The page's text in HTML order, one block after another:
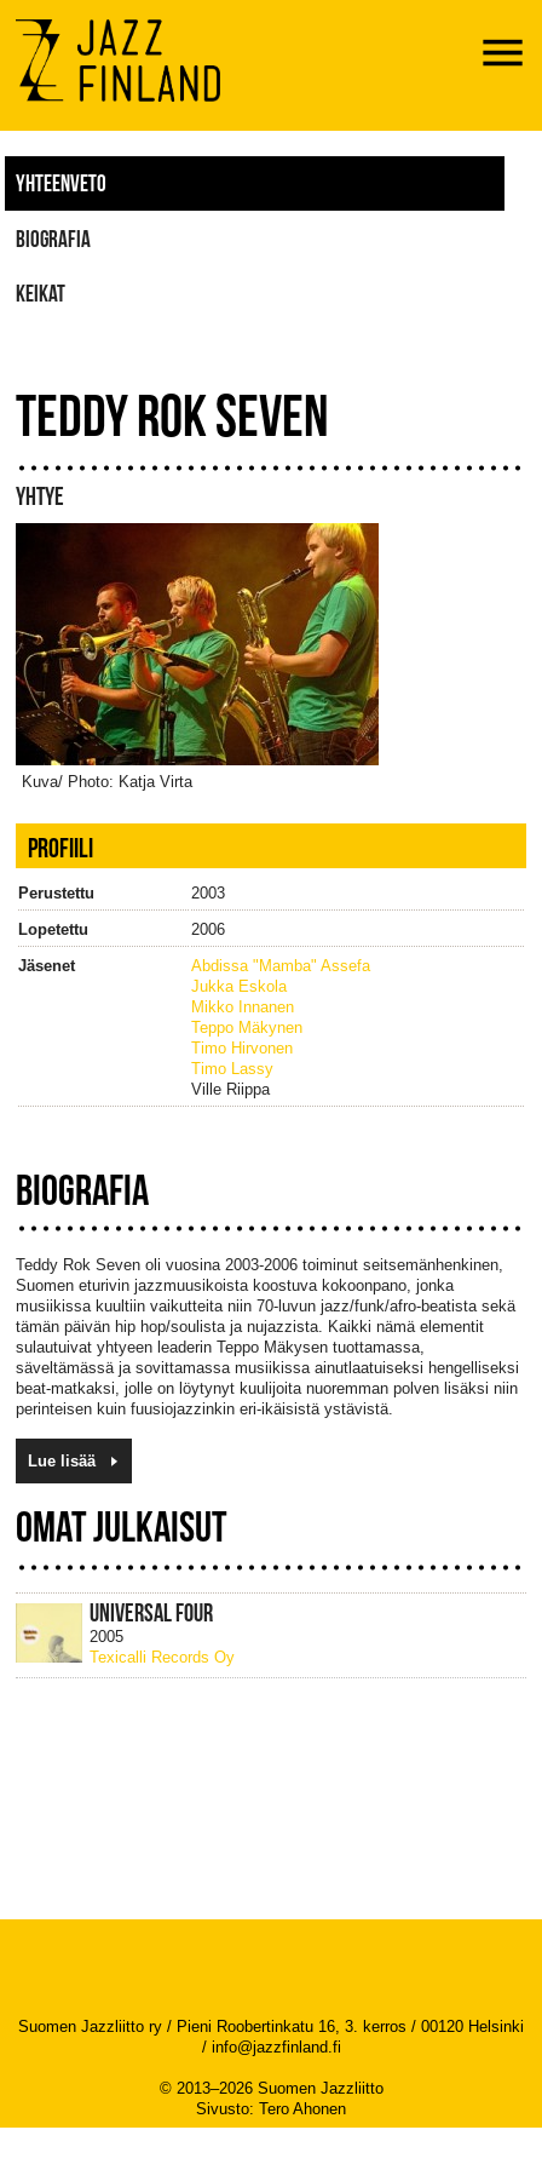
Menu
YHTEENVETO
BIOGRAFIA
KEIKAT
TEDDY ROK SEVEN
YHTYE
Kuva/ Photo: Katja Virta
PROFIILI
Perustettu
2003
Lopetettu
2006
Jäsenet
Abdissa "Mamba" Assefa
Jukka Eskola
Mikko Innanen
Teppo Mäkynen
Timo Hirvonen
Timo Lassy
Ville Riippa
BIOGRAFIA
Teddy Rok Seven oli vuosina 2003-2006 toiminut seitsemänhenkinen,
Suomen eturivin jazzmuusikoista koostuva kokoonpano, jonka
musiikissa kuultiin vaikutteita niin 70-luvun jazz/funk/afro-beatista sekä
tämän päivän hip hop/soulista ja nujazzista. Kaikki nämä elementit
sulautuivat yhtyeen leaderin Teppo Mäkysen tuottamassa,
säveltämässä ja sovittamassa musiikissa ainutlaatuiseksi hengelliseksi
beat-matkaksi, jolle on löytynyt kuulijoita nuoremman polven lisäksi niin
perinteisen kuin fuusiojazzinkin eri-ikäisistä ystävistä.
Lue lisää
OMAT JULKAISUT
UNIVERSAL FOUR
2005
Texicalli Records Oy
Suomen Jazzliitto ry / Pieni Roobertinkatu 16, 3. kerros / 00120 Helsinki
/ info@jazzfinland.fi
© 2013–2026 Suomen Jazzliitto
Sivusto: Tero Ahonen